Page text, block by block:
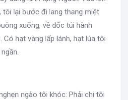
tôi lại bước đi lang thang miệt
xuống, về dốc túi hành
Có hạt vàng lấp lánh, hạt lúa tôi
ngào tôi khóc: Phải chi tôi